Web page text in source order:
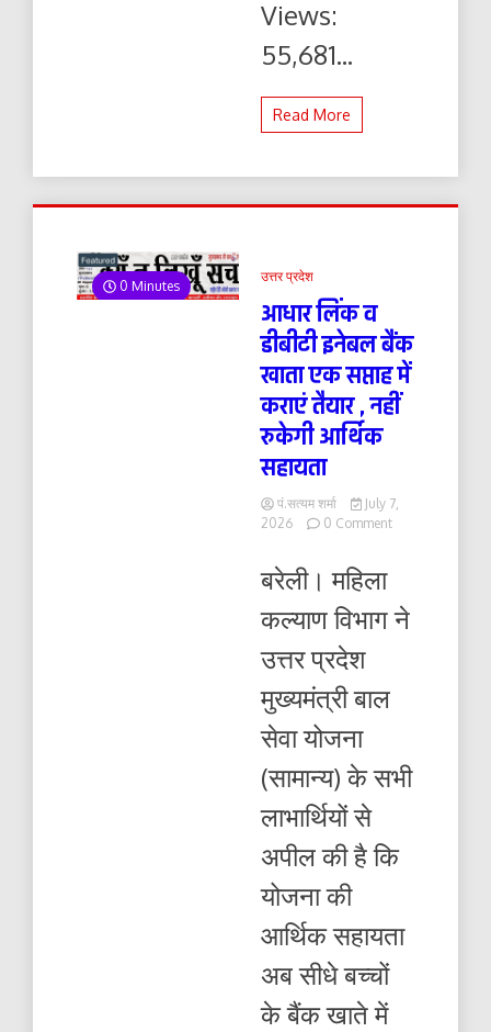
Views:
55,681...
Read More
0 Minutes
उत्तर प्रदेश
आधार लिंक व
डीबीटी इनेबल बैंक
खाता एक सप्ताह में
कराएं तैयार , नहीं
रुकेगी आर्थिक
सहायता
पं.सत्यम शर्मा
July 7,
2026
0 Commenton
डीबीटी
इनेबल
,
सहायता
बरेली। महिला
कल्याण विभाग ने
उत्तर प्रदेश
मुख्यमंत्री बाल
सेवा योजना
(सामान्य) के सभी
लाभार्थियों से
अपील की है कि
योजना की
आर्थिक सहायता
अब सीधे बच्चों
के बैंक खाते में